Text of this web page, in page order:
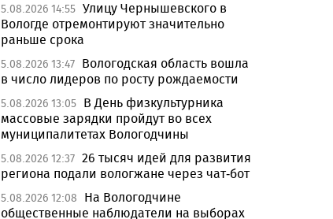
5.08.2026 14:55 Улицу Чернышевского в
Вологде отремонтируют значительно
раньше срока
5.08.2026 13:47 Вологодская область вошла
в число лидеров по росту рождаемости
5.08.2026 13:05 В День физкультурника
массовые зарядки пройдут во всех
муниципалитетах Вологодчины
5.08.2026 12:37 26 тысяч идей для развития
региона подали вологжане через чат-бот
5.08.2026 12:08
На Вологодчине
общественные наблюдатели на выборах